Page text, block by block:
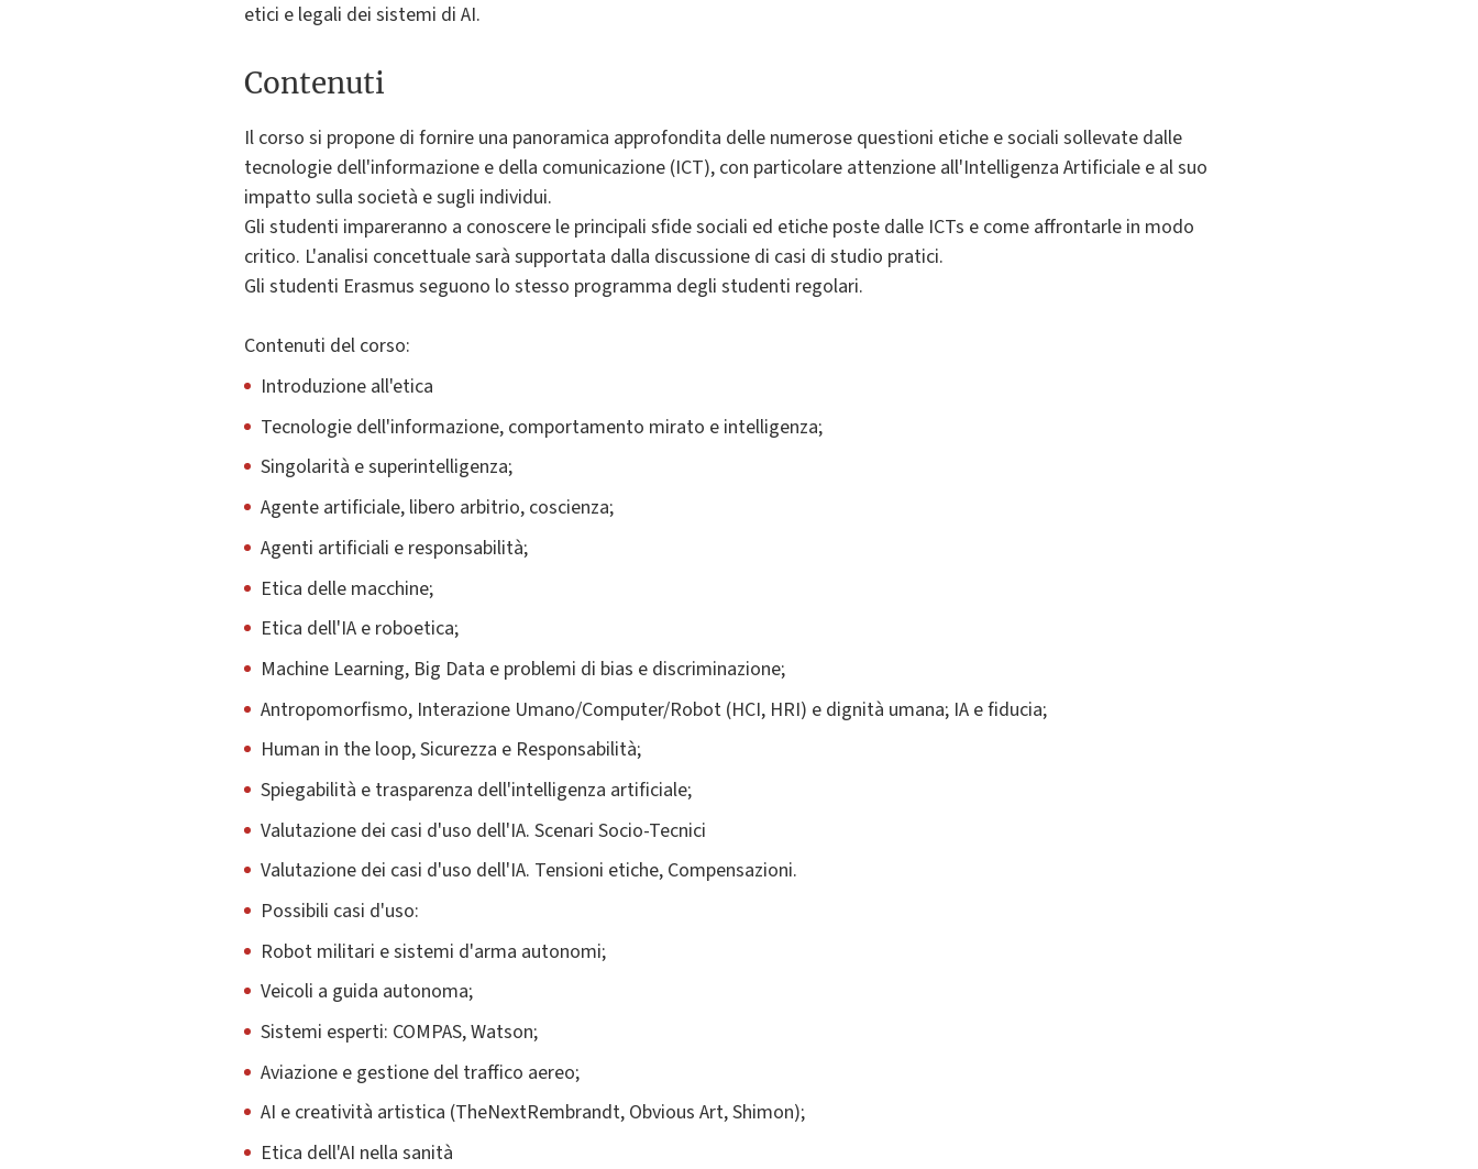
etici e legali dei sistemi di AI.
Contenuti
Il corso si propone di fornire una panoramica approfondita delle numerose questioni etiche e sociali sollevate dalle
tecnologie dell'informazione e della comunicazione (ICT), con particolare attenzione all'Intelligenza Artificiale e al suo
impatto sulla società e sugli individui.
Gli studenti impareranno a conoscere le principali sfide sociali ed etiche poste dalle ICTs e come affrontarle in modo
critico. L'analisi concettuale sarà supportata dalla discussione di casi di studio pratici.
Gli studenti Erasmus seguono lo stesso programma degli studenti regolari.
Contenuti del corso:
Introduzione all'etica
Tecnologie dell'informazione, comportamento mirato e intelligenza;
Singolarità e superintelligenza;
Agente artificiale, libero arbitrio, coscienza;
Agenti artificiali e responsabilità;
Etica delle macchine;
Etica dell'IA e roboetica;
Machine Learning, Big Data e problemi di bias e discriminazione;
Antropomorfismo, Interazione Umano/Computer/Robot (HCI, HRI) e dignità umana; IA e fiducia;
Human in the loop, Sicurezza e Responsabilità;
Spiegabilità e trasparenza dell'intelligenza artificiale;
Valutazione dei casi d'uso dell'IA. Scenari Socio-Tecnici
Valutazione dei casi d'uso dell'IA. Tensioni etiche, Compensazioni.
Possibili casi d'uso:
Robot militari e sistemi d'arma autonomi;
Veicoli a guida autonoma;
Sistemi esperti: COMPAS, Watson;
Aviazione e gestione del traffico aereo;
AI e creatività artistica (TheNextRembrandt, Obvious Art, Shimon);
Etica dell'AI nella sanità